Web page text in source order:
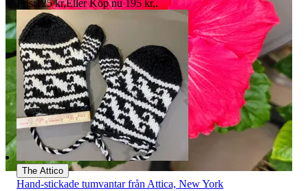
Pris:125 kr,Eller Köp nu 195 kr,.
The Attico
Hand-stickade tumvantar från Attica, New York